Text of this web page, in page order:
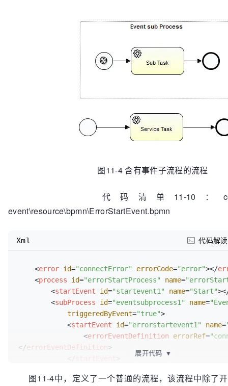
图11-4 含有事件子流程的流程
代码清单11-10：
event\resource\bpmn\ErrorStartEvent.bpmn
<error id="connectError" errorCode="error"></
<process id="errorStartProcess" name=
<startEvent id="startevent1" name="Start">
<subProcess id="eventsubprocess1" name=
triggeredByEvent="true">
<startEvent id="errorstartevent1" name=
<errorEventDefinition errorRef=
</errorEventDefinition>
activiti:class=
Xml 代码解读
展开代码 ▼
图11-4中，定义了一个普通的流程，该流程中除了开